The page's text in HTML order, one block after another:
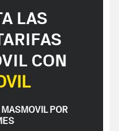
LAS
CON
POR